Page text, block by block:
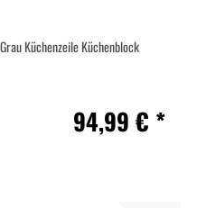
Küchenzeile Küchenblock
94,99 € *